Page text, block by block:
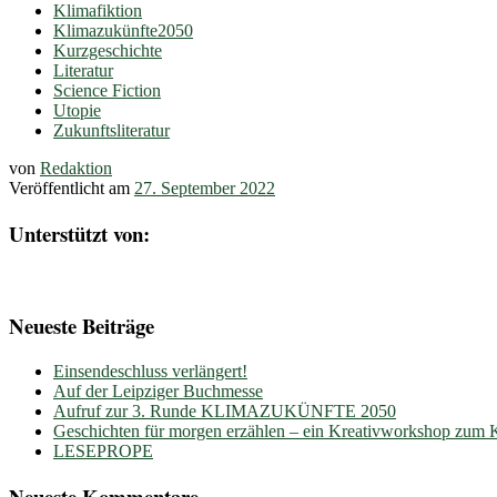
Klimafiktion
Klimazukünfte2050
Kurzgeschichte
Literatur
Science Fiction
Utopie
Zukunftsliteratur
von Redaktion
Veröffentlicht am 27. September 2022
Unterstützt von:
Neueste Beiträge
Einsendeschluss verlängert!
Auf der Leipziger Buchmesse
Aufruf zur 3. Runde KLIMAZUKÜNFTE 2050
Geschichten für morgen erzählen – ein Kreativworkshop zum
LESEPROPE